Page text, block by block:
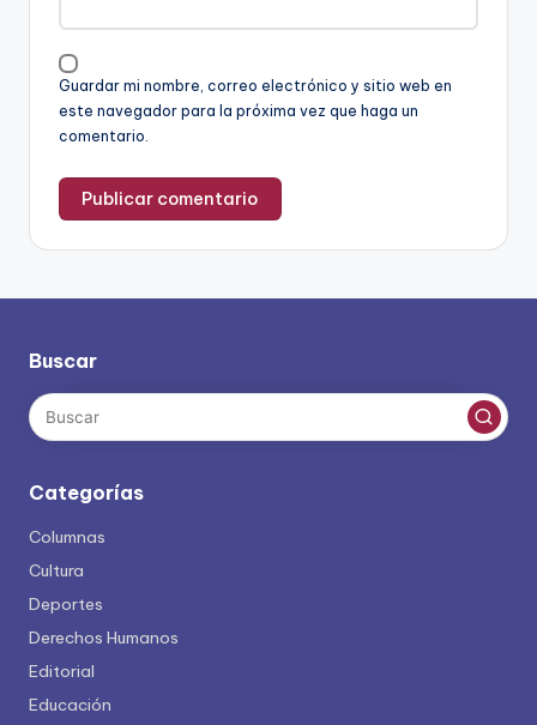
Guardar mi nombre, correo electrónico y sitio web en
este navegador para la próxima vez que haga un
comentario.
Buscar
Categorías
Columnas
Cultura
Deportes
Derechos Humanos
Editorial
Educación